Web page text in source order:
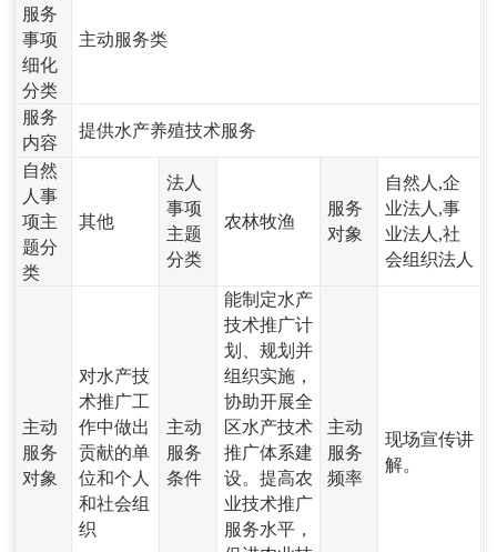
服务
事项
细化
分类
主动服务类
服务
内容
提供水产养殖技术服务
自然
人事
项主
题分
类
其他
法人
事项
主题
分类
农林牧渔
服务
对象
自然人,企
业法人,事
业法人,社
会组织法人
主动
服务
对象
对水产技
术推广工
作中做出
贡献的单
位和个人
和社会组
织
主动
服务
条件
能制定水产
技术推广计
划、规划并
组织实施，
协助开展全
区水产技术
推广体系建
设。提高农
业技术推广
服务水平，
主动
服务
频率
现场宣传讲
解。